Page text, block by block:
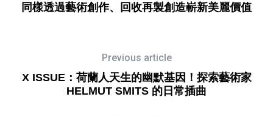
同樣透過藝術創作、回收再製創造嶄新美麗價值
Previous article
X ISSUE：荷蘭人天生的幽默基因！探索藝術家
HELMUT SMITS 的日常插曲